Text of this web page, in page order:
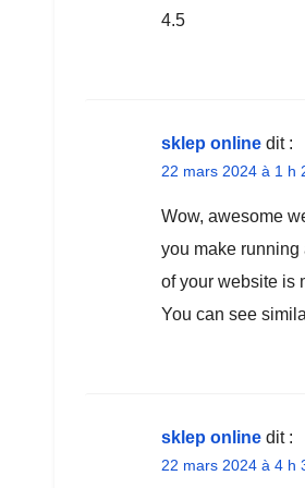
4.5
sklep online dit :
22 mars 2024 à 1 h
Wow, awesome
you make
of your website is
You can see
sklep online dit :
22 mars 2024 à 4 h